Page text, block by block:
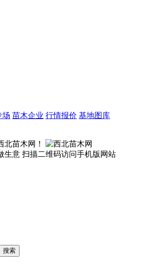
场 苗木企业 行情报价 基地图库
苗木网！
生意 扫描二维码访问手机版网站